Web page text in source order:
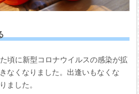
頃に新型コロナウイルスの感染が拡
なくなりました。出逢いもなくな
ました。